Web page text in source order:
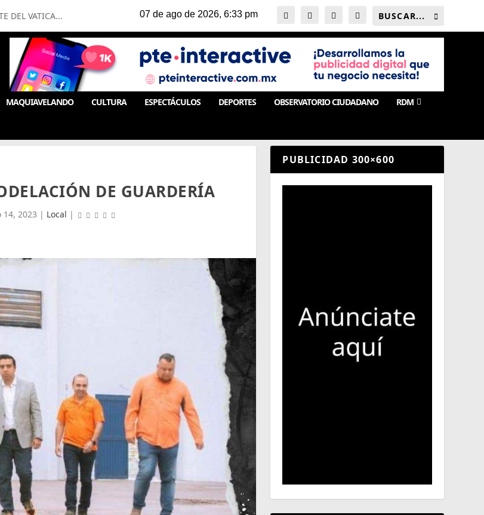
DEL VATICA...
MAQUIAVELANDO CULTURA ESPECTÁCULOS DEPORTES OBSERVATORIO CIUDADANO RDM
DE GUARDERÍA
14, 2023 | Local |
PUBLICIDAD 300×600